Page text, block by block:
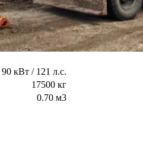
90 кВт / 121 л.с.
17500 кг
0.70 м3